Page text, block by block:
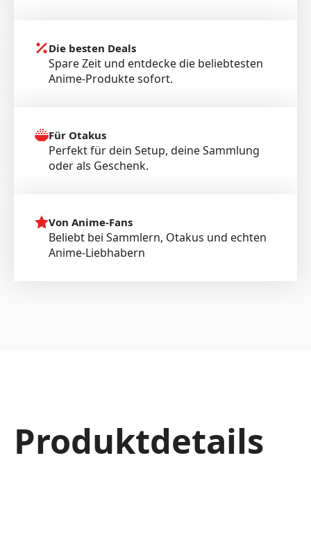
Die besten Deals
Spare Zeit und entdecke die beliebtesten
Anime-Produkte sofort.
Für Otakus
Perfekt für dein Setup, deine Sammlung
oder als Geschenk.
Von Anime-Fans
Beliebt bei Sammlern, Otakus und echten
Anime-Liebhabern
Produktdetails